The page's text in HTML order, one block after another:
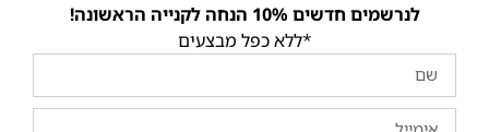
לנרשמים חדשים 10% הנחה לקנייה הראשונה!
*ללא כפל מבצעים